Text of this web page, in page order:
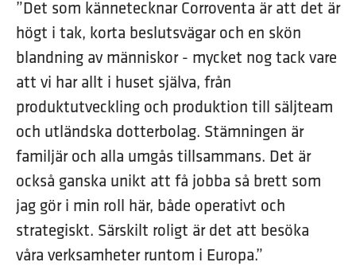
”Det som kännetecknar Corroventa är att det är
högt i tak, korta beslutsvägar och en skön
blandning av människor - mycket nog tack vare
att vi har allt i huset själva, från
produktutveckling och produktion till säljteam
och utländska dotterbolag. Stämningen är
familjär och alla umgås tillsammans. Det är
också ganska unikt att få jobba så brett som
jag gör i min roll här, både operativt och
strategiskt. Särskilt roligt är det att besöka
våra verksamheter runtom i Europa.”